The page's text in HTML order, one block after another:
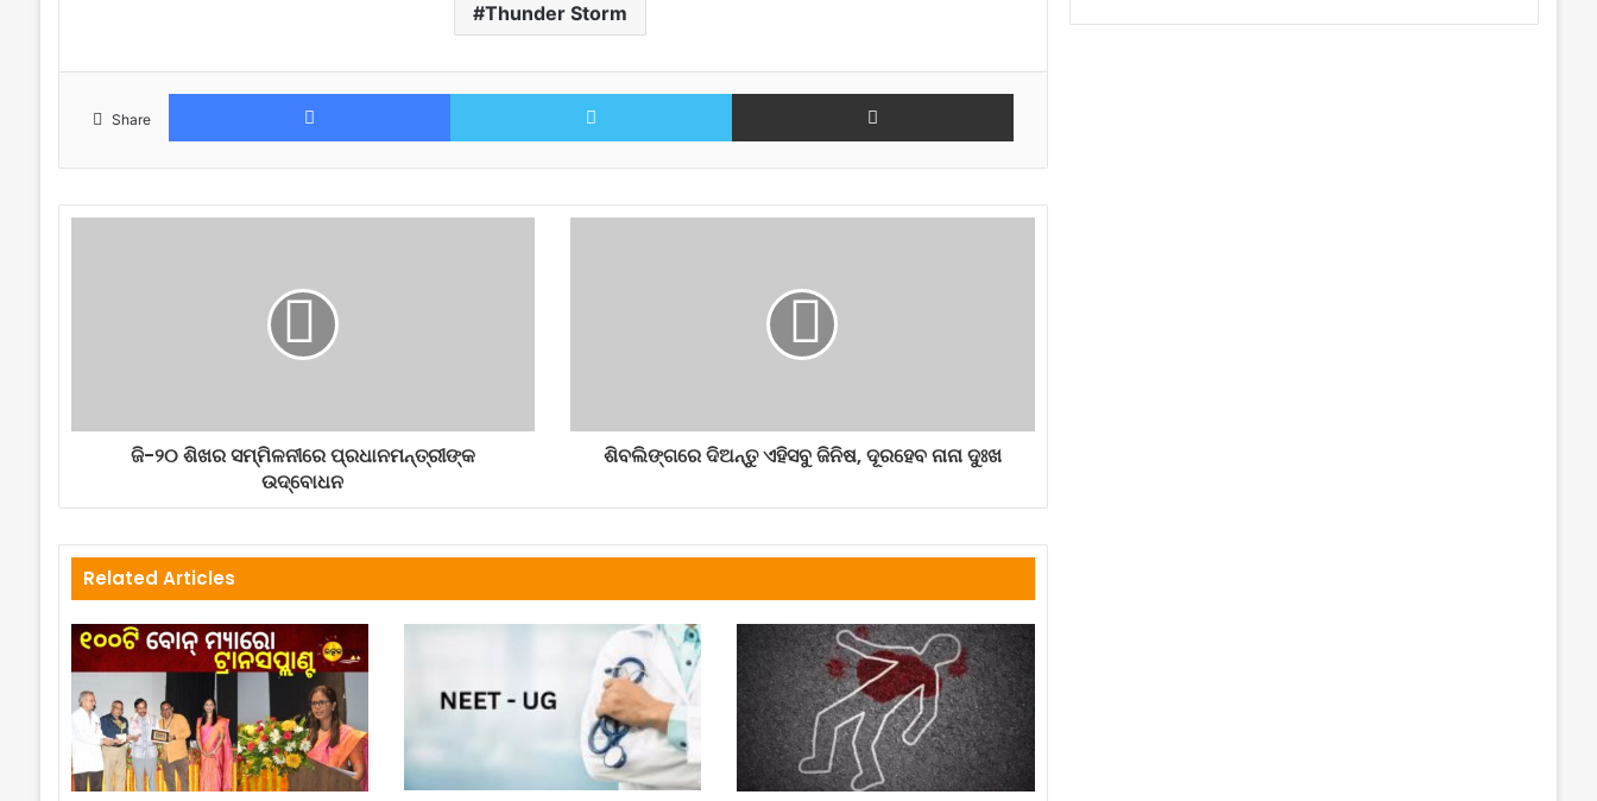
Thunder Storm
Share
Facebook Twitter Share via Email
ଜି-୨୦ ଶିଖର ସମ୍ମିଳନୀରେ ପ୍ରଧାନମନ୍ତ୍ରୀଙ୍କ
ଉଦ୍ବୋଧନ
ଶିବଲିଙ୍ଗରେ ଦିଅନ୍ତୁ ଏହିସବୁ ଜିନିଷ, ଦୂରହେବ ନାନା ଦୁଃଖ
Related Articles